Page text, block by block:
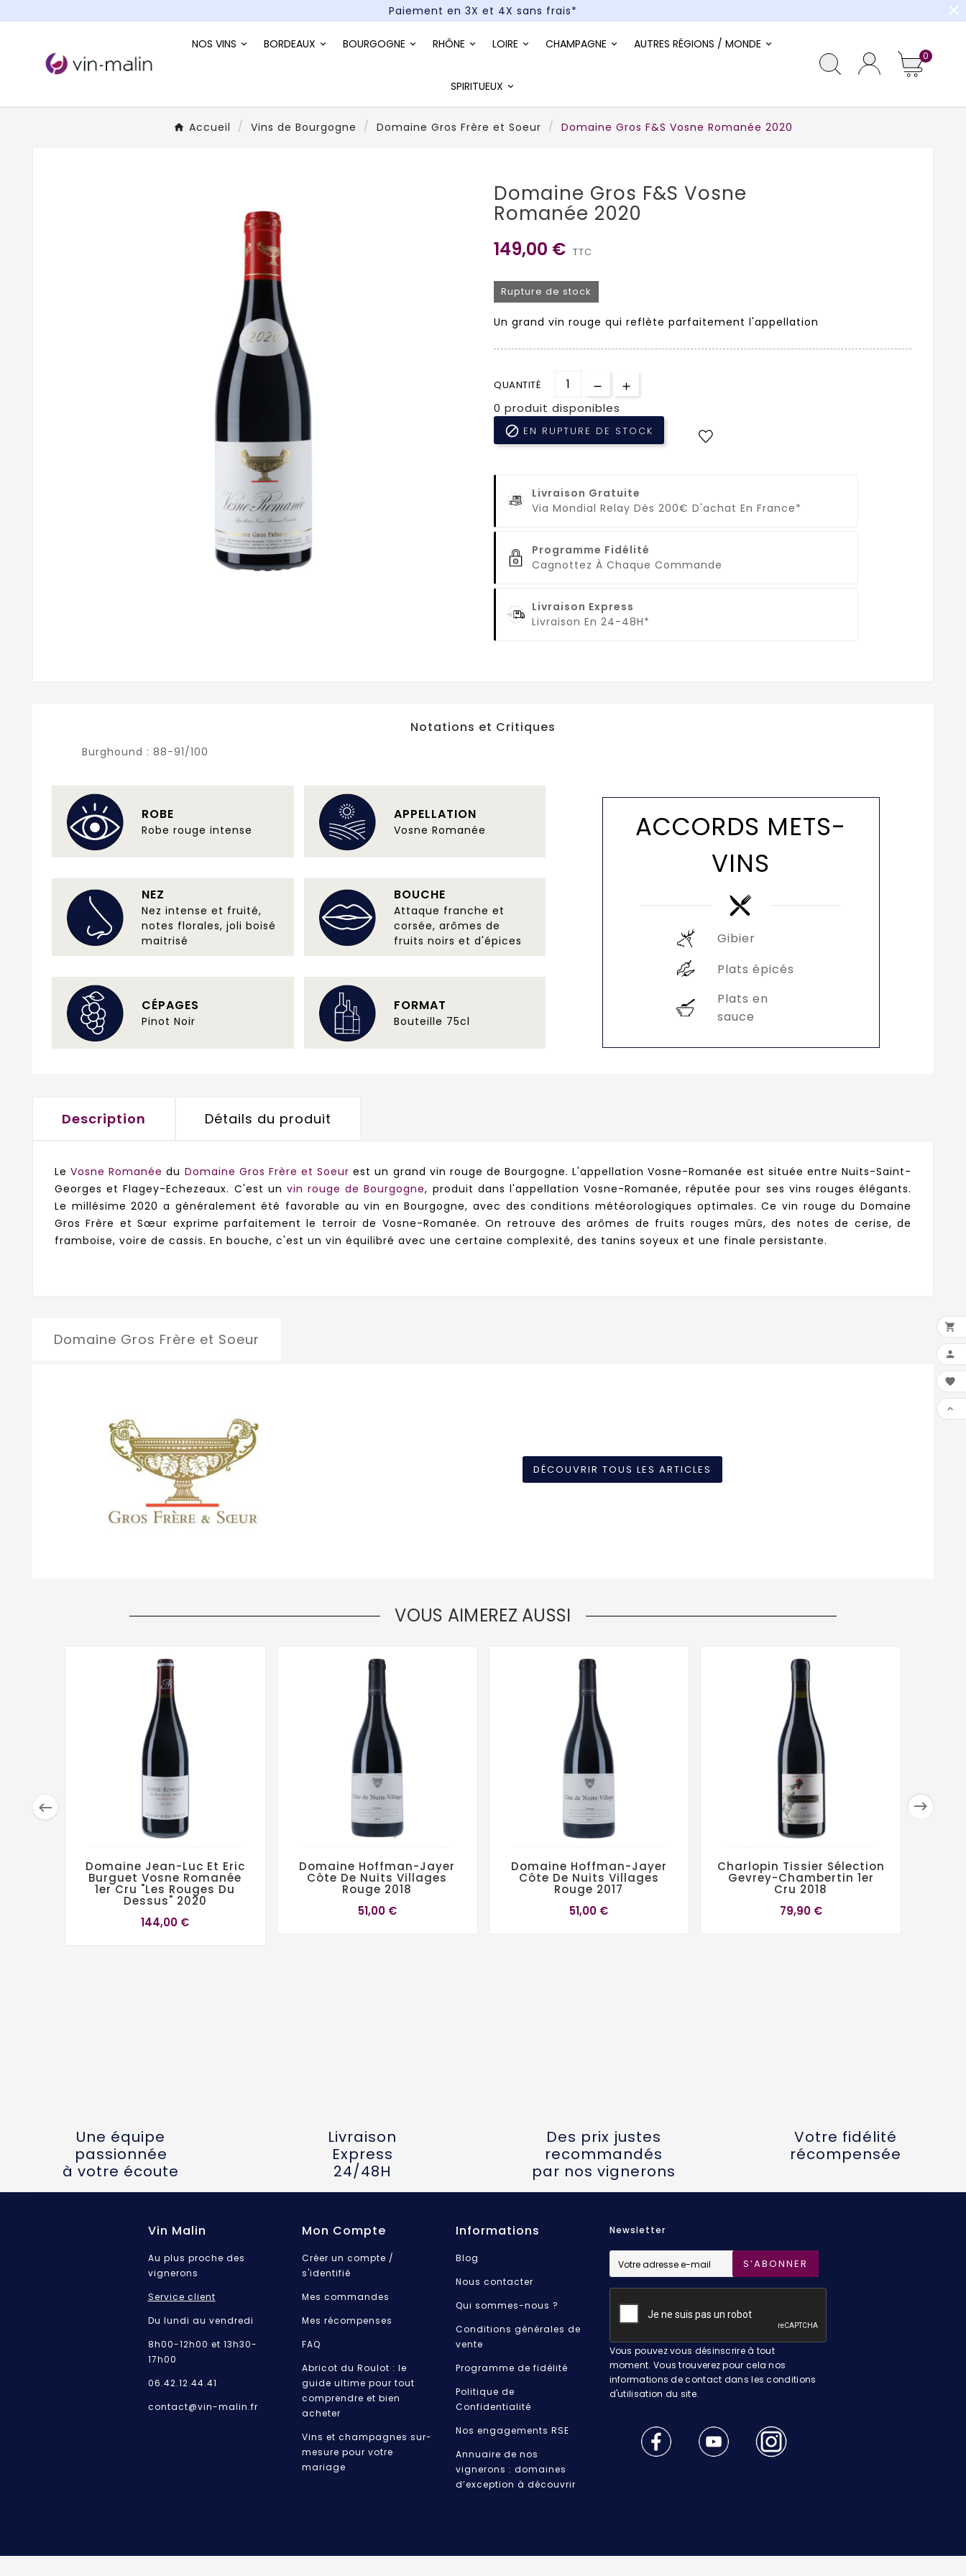
Paiement en 3X et 4X sans frais*
close
NOS VINS BORDEAUX BOURGOGNE RHÔNE LOIRE CHAMPAGNE AUTRES RÉGIONS / MONDE
SPIRITUEUX
0
Accueil Vins de Bourgogne Domaine Gros Frère et Soeur Domaine Gros F&S Vosne Romanée 2020
Domaine Gros F&S Vosne
Romanée 2020
149,00 € TTC
Rupture de stock
Un grand vin rouge qui reflète parfaitement l'appellation
QUANTITÉ
0 produit disponibles
 EN RUPTURE DE STOCK
Livraison Gratuite
Via Mondial Relay Dès 200€ D'achat En France*
Programme Fidélité
Cagnottez À Chaque Commande
Livraison Express
Livraison En 24-48H*
Notations et Critiques
Burghound : 88-91/100
ROBE
Robe rouge intense
APPELLATION
Vosne Romanée
NEZ
Nez intense et fruité,
notes florales, joli boisé
maitrisé
BOUCHE
Attaque franche et
corsée, arômes de
fruits noirs et d'épices
CÉPAGES
Pinot Noir
FORMAT
Bouteille 75cl
ACCORDS METS-
VINS
Gibier
Plats épicés
Plats en
sauce
Description Détails du produit
LeVosne Romanée du Domaine Gros Frère et Soeurest un grand vin rouge de Bourgogne. L'appellation Vosne-Romanée est située entre Nuits-Saint-
Georges et Flagey-Echezeaux. C'est un vin rouge de Bourgogne, produit dans l'appellation Vosne-Romanée, réputée pour ses vins rouges élégants.
Le millésime 2020 a généralement été favorable au vin en Bourgogne, avec des conditions météorologiques optimales. Ce vin rouge du Domaine
Gros Frère et Sœur exprime parfaitement le terroir de Vosne-Romanée. On retrouve des arômes de fruits rouges mûrs, des notes de cerise, de
framboise, voire de cassis. En bouche, c'est un vin équilibré avec une certaine complexité, des tanins soyeux et une finale persistante.
Domaine Gros Frère et Soeur
DÉCOUVRIR TOUS LES ARTICLES
VOUS AIMEREZ AUSSI
 
Domaine Jean-Luc Et Eric
Burguet Vosne Romanée
1er Cru "Les Rouges Du
Dessus" 2020
144,00 €
Domaine Hoffman-Jayer
Côte De Nuits Villages
Rouge 2018
51,00 €
Domaine Hoffman-Jayer
Côte De Nuits Villages
Rouge 2017
51,00 €
Charlopin Tissier Sélection
Gevrey-Chambertin 1er
Cru 2018
79,90 €
Une équipe
passionnée
à votre écoute
Livraison
Express
24/48H
Des prix justes
recommandés
par nos vignerons
Votre fidélité
récompensée
Vin Malin
Au plus proche des
vignerons
Service client
Du lundi au vendredi
8h00-12h00 et 13h30-
17h00
06.42.12.44.41
contact@vin-malin.fr
Mon Compte
Créer un compte /
s'identifié
Mes commandes
Mes récompenses
FAQ
Abricot du Roulot : le
guide ultime pour tout
comprendre et bien
acheter
Vins et champagnes sur-
mesure pour votre
mariage
Informations
Blog
Nous contacter
Qui sommes-nous ?
Conditions générales de
vente
Programme de fidélité
Politique de
Confidentialité
Nos engagements RSE
Annuaire de nos
vignerons : domaines
d’exception à découvrir
Newsletter
S’ABONNER
Vous pouvez vous désinscrire à tout
moment. Vous trouverez pour cela nos
informations de contact dans les conditions
d'utilisation du site.



